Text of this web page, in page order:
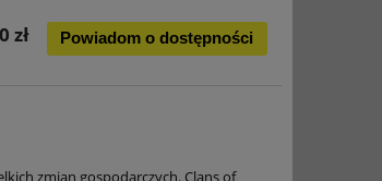
zł Powiadom o dostępności
zmian gospodarczych. Clans of